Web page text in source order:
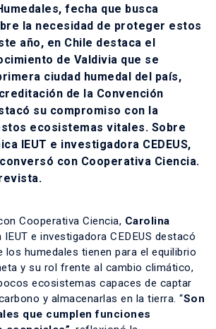
fecha que busca
la necesidad de proteger estos
año, en Chile destaca el
de Valdivia que se
ciudad humedal del país,
de la Convención
su compromiso con la
ecosistemas vitales. Sobre
IEUT e investigadora CEDEUS,
con Cooperativa Ciencia.
Cooperativa Ciencia, Carolina
IEUT e investigadora CEDEUS destacó
los humedales tienen para el equilibrio
y su rol frente al cambio climático,
ecosistemas capaces de captar
y almacenarlas en la tierra. “Son
que cumplen funciones